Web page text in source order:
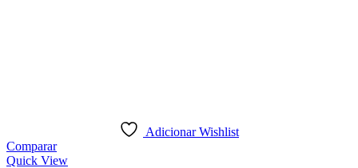
Adicionar Wishlist
Comparar
Quick View